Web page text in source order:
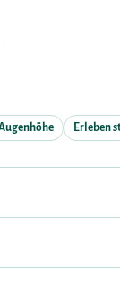
Erleben